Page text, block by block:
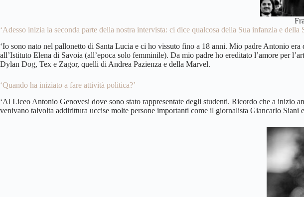
‘Adesso inizia la seconda parte della nostra intervista: ci dice qualcosa della Sua infanzia e della
‘Io sono nato nel pallonetto di Santa Lucia e ci ho vissuto fino a 18 anni. Mio padre Antonio
all’Istituto Elena di Savoia (all’epoca solo femminile). Da mio padre ho ereditato l’amore per
Dylan Dog, Tex e Zagor, quelli di Andrea Pazienza e della Marvel.
‘Quando ha iniziato a fare attività politica?’
‘Al Liceo Antonio Genovesi dove sono stato rappresentate degli studenti. Ricordo che a inizio
venivano talvolta addirittura uccise molte persone importanti come il giornalista Giancarlo